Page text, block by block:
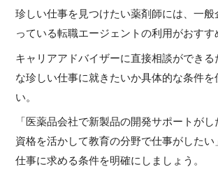
珍しい仕事を見つけたい薬剤師には、一般
っている転職エージェントの利用がおすす
キャリアアドバイザーに直接相談ができる
な珍しい仕事に就きたいか具体的な条件を
い。
「医薬品会社で新製品の開発サポートが
資格を活かして教育の分野で仕事がしたい
仕事に求める条件を明確にしましょう。